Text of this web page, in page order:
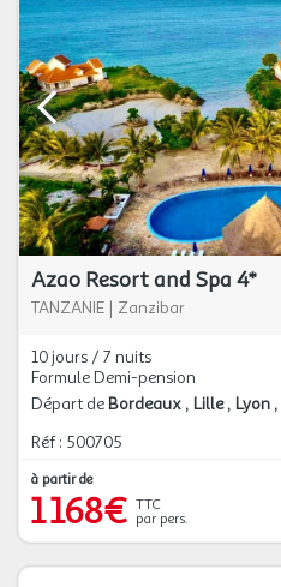
Azao Resort and Spa 4*
TANZANIE | Zanzibar
10 jours / 7 nuits
Formule Demi-pension
Départ de Bordeaux Lille Lyon
Réf : 500705
à partir de
1 168€ TTC
par pers.